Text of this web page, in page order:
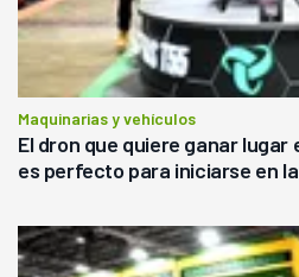
Maquinarias y vehículos
El dron que quiere ganar lugar
es perfecto para iniciarse en